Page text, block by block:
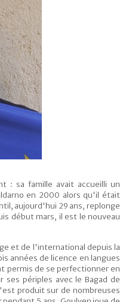
: sa famille avait accueilli un
en 2000 alors qu'il était
aujourd'hui 29 ans, replonge
début mars, il est le nouveau
et de l'international depuis la
années de licence en langues
permis de se perfectionner en
ses périples avec le Bagad de
produit sur de nombreuses